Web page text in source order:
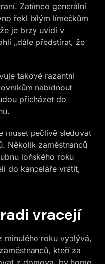
Zatímco generální
řekl bílým límečkům
je brzy uvidí v
„dále předstírat, že
takové razantní
nabídnout
přicházet do
muset pečlivě sledovat
Několik zaměstnanců
loňského roku
do kanceláře vrátit,
vracejí
minulého roku vyplývá,
kteří za
z domova, by home